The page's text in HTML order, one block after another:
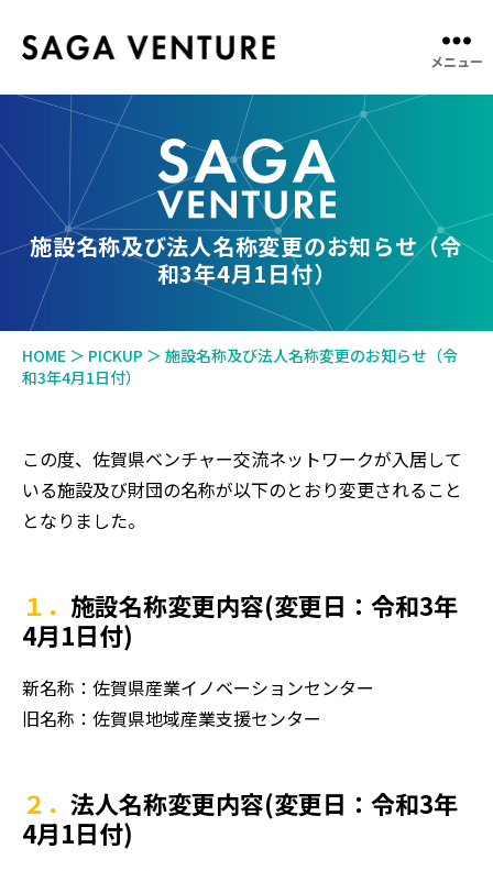
VENTURE
メニュー
施設名称及び法人名称変更のお知らせ（令
和3年4月1日付）
HOME ＞ PICKUP ＞ 施設名称及び法人名称変更のお知らせ（令
和3年4月1日付）
この度、佐賀県ベンチャー交流ネットワークが入居して
いる施設及び財団の名称が以下のとおり変更されること
となりました。
１．施設名称変更内容(変更日：令和3年
4月1日付)
新名称：佐賀県産業イノベーションセンター
旧名称：佐賀県地域産業支援センター
２．法人名称変更内容(変更日：令和3年
4月1日付)